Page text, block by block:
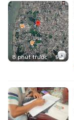
8 phút trước 5